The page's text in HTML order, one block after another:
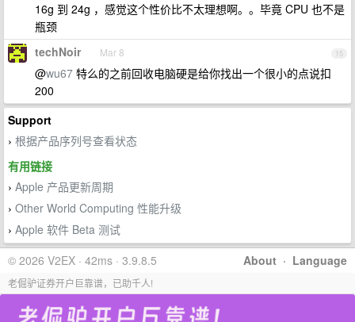
16g 到 24g ，感觉这个性价比不太理想啊。。毕竟 CPU 也不是
瓶颈
15
techNoir Mar 8
@wu67 特么的之前回收电脑硬是给你找出一个很小的点说扣
200
Support
› 根据产品序列号查看状态
有用链接
› Apple 产品更新周期
› Other World Computing 性能升级
› Apple 软件 Beta 测试
About · Language
© 2026 V2EX · 42ms · 3.9.8.5
老倔驴证券开户巨靠谱，已助千人!